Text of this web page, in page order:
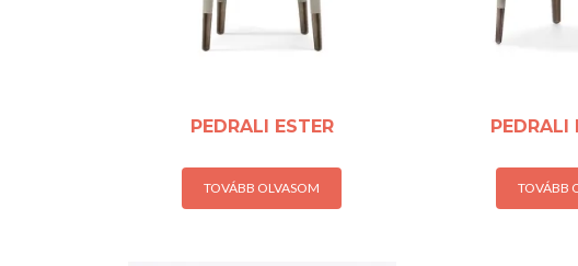
PEDRALI ESTER
TOVÁBB OLVASOM
PEDRALI
TOVÁBB